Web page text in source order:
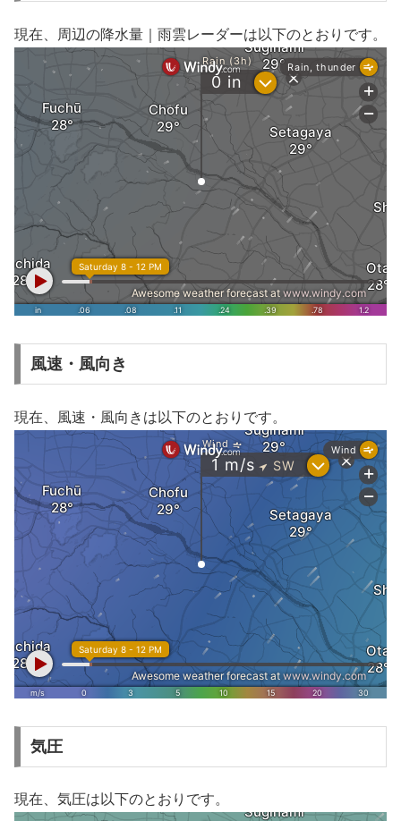
現在、周辺の降水量｜雨雲レーダーは以下のとおりです。
風速・風向き
現在、風速・風向きは以下のとおりです。
気圧
現在、気圧は以下のとおりです。